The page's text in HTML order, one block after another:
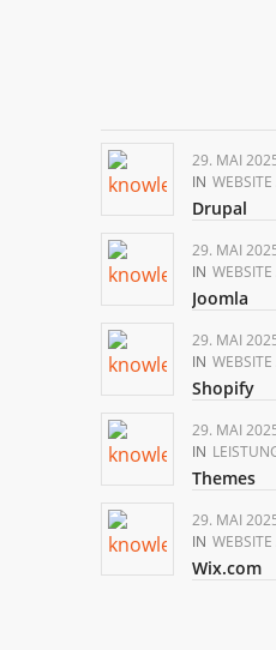
29. MAI
IN
Drupal
29. MAI
IN
Joomla
29. MAI
IN
Shopify
29. MAI
IN
Themes
29. MAI
IN
Wix.com